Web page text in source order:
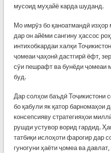
мусоид муҳайё карда шуданд.
Мо имрӯз бо қаноатмандӣ изҳор
дар он айёми сангину ҳассос
интихобкардаи халқи
ҷомеаи ҷаҳонӣ дастгирӣ ёфт,
сӯи пешрафт ва бунёди ҷомеаи
буд.
Дар солҳои баъдӣ Тоҷикистони
бо қабули як қатор барномаҳои
консепсияву стратегияҳои
рушди устувор ворид гардид.
татбиқи ислоҳоти фарогир дар
гуногуни ҳаёти ҷомеа ва давлат,